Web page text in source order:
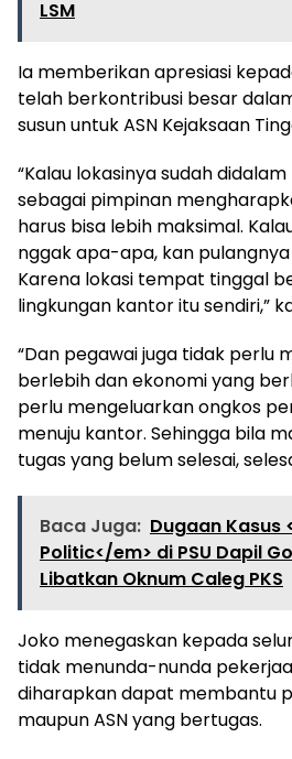
LSM
Ia memberikan apresiasi
telah berkontribusi besar
susun untuk ASN Kejaksaan
“Kalau lokasinya sudah
sebagai pimpinan
harus bisa lebih maksimal.
nggak apa-apa, kan
Karena lokasi tempat tinggal
lingkungan kantor itu sendiri,”
“Dan pegawai juga tidak perlu
berlebih dan ekonomi yang
perlu mengeluarkan ongkos
menuju kantor. Sehingga bila
tugas yang belum selesai,
Baca Juga: Dugaan Kasus
Politic</em> di PSU Dapil
Libatkan Oknum Caleg PKS
Joko menegaskan kepada
tidak menunda-nunda
diharapkan dapat membantu
maupun ASN yang bertugas.